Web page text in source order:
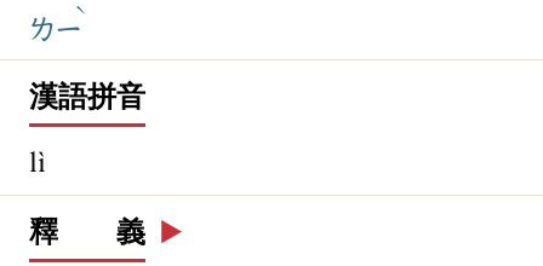
ㄌㄧ
ˋ
漢語拼音
lì
釋 義 ▶️